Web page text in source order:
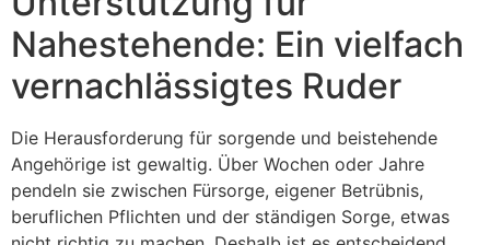
Nahestehende: Ein vielfach
vernachlässigtes Ruder
Die Herausforderung für sorgende und beistehende
Angehörige ist gewaltig. Über Wochen oder Jahre
pendeln sie zwischen Fürsorge, eigener Betrübnis,
beruflichen Pflichten und der ständigen Sorge, etwas